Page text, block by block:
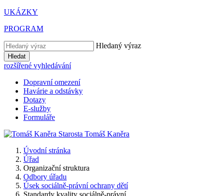
UKÁZKY
PROGRAM
Hledaný výraz
Hledat
rozšířené vyhledávání
Dopravní omezení
Havárie a odstávky
Dotazy
E-služby
Formuláře
Starosta Tomáš Kaněra
Úvodní stránka
Úřad
Organizační struktura
Odbory úřadu
Úsek sociálně-právní ochrany dětí
Standardy kvality sociálně-právní...